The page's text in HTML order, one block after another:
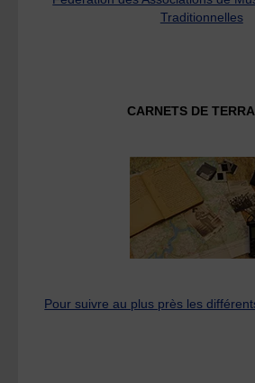
Traditionnelles
CARNETS DE
Pour suivre au plus près les